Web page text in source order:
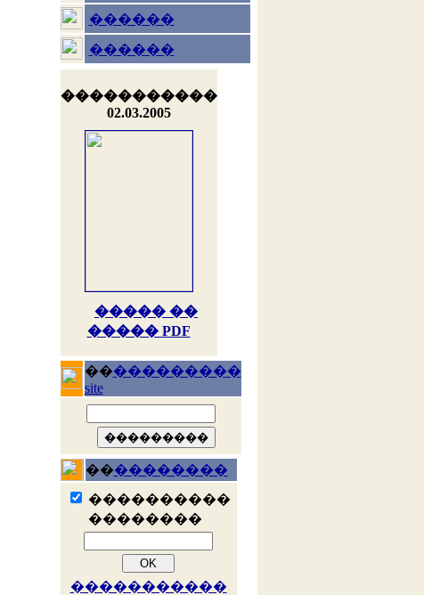
������
������
�����������
02.03.2005
����� ��
����� PDF
�����������
site
����������
����������
��������
�����������